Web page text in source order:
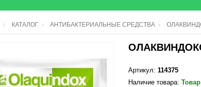
КАТАЛОГ АНТИБАКТЕРИАЛЬНЫЕ СРЕДСТВА
Артикул: 114375
Наличие товара: